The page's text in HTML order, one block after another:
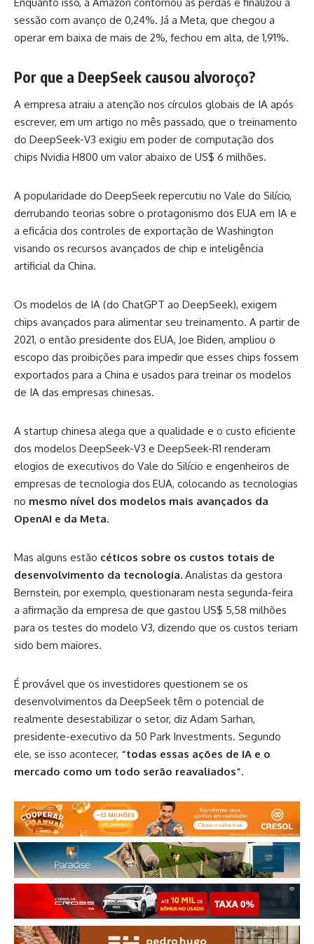
sessão com avanço de 0,24%. Já a Meta, que chegou a
operar em baixa de mais de 2%, fechou em alta, de 1,91%.
Por que a DeepSeek causou alvoroço?
A empresa atraiu a atenção nos círculos globais de IA após
escrever, em um artigo no mês passado, que o treinamento
do DeepSeek-V3 exigiu em poder de computação dos
chips Nvidia H800 um valor abaixo de US$ 6 milhões.
A popularidade do DeepSeek repercutiu no Vale do Silício,
derrubando teorias sobre o protagonismo dos EUA em IA e
a eficácia dos controles de exportação de Washington
visando os recursos avançados de chip e inteligência
artificial da China.
Os modelos de IA (do ChatGPT ao DeepSeek), exigem
chips avançados para alimentar seu treinamento. A partir de
2021, o então presidente dos EUA, Joe Biden, ampliou o
escopo das proibições para impedir que esses chips fossem
exportados para a China e usados ​​para treinar os modelos
de IA das empresas chinesas.
A startup chinesa alega que a qualidade e o custo eficiente
dos modelos DeepSeek-V3 e DeepSeek-R1 renderam
elogios de executivos do Vale do Silício e engenheiros de
empresas de tecnologia dos EUA, colocando as tecnologias
no mesmo nível dos modelos mais avançados da
OpenAI e da Meta.
Mas alguns estão céticos sobre os custos totais de
desenvolvimento da tecnologia. Analistas da gestora
Bernstein, por exemplo, questionaram nesta segunda-feira
a afirmação da empresa de que gastou US$ 5,58 milhões
para os testes do modelo V3, dizendo que os custos teriam
sido bem maiores.
É provável que os investidores questionem se os
desenvolvimentos da DeepSeek têm o potencial de
realmente desestabilizar o setor, diz Adam Sarhan,
presidente-executivo da 50 Park Investments. Segundo
ele, se isso acontecer, “todas essas ações de IA e o
mercado como um todo serão reavaliados”.